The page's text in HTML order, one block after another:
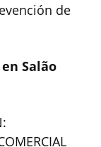
de
Salão